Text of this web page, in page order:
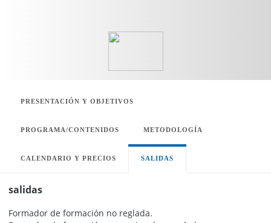
PRESENTACIÓN Y OBJETIVOS
PROGRAMA/CONTENIDOS METODOLOGÍA
CALENDARIO Y PRECIOS SALIDAS
salidas
Formador de formación no reglada.